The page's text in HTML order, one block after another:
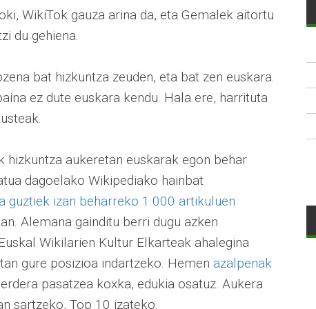
WikiTok gauza arina da, eta Gemalek aitortu
du gehiena.
bat hizkuntza zeuden, eta bat zen euskara.
ez dute euskara kendu. Hala ere, harrituta
aukeretan euskarak egon behar
dagoelako Wikipediako hainbat
guztiek izan beharreko 1.000 artikuluen
Alemana gainditu berri dugu azken
Wikilarien Kultur Elkarteak ahalegina
gure posizioa indartzeko. Hemen azalpenak
pasatzea koxka, edukia osatuz. Aukera
sartzeko, Top 10 izateko.